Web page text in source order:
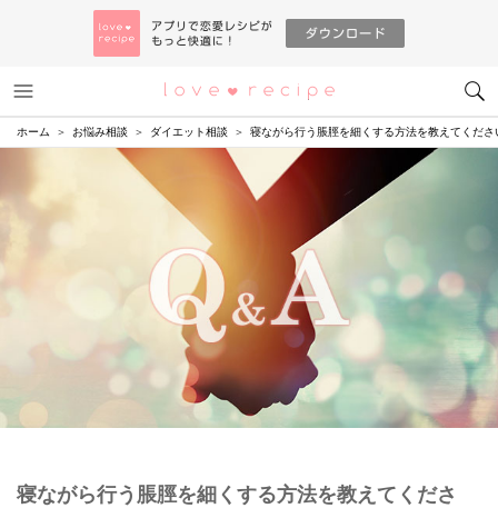
恋愛レシピ
ホーム お悩み相談 ダイエット相談 寝ながら行う脹脛を細くする方法を教えてくださ
寝ながら行う脹脛を細くする方法を教えてくださ